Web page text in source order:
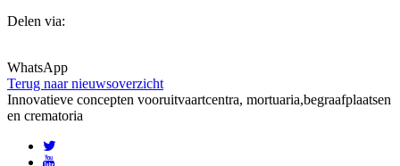
Delen via:
WhatsApp
Terug naar nieuwsoverzicht
Innovatieve concepten vooruitvaartcentra, mortuaria,begraafplaatsen
en crematoria